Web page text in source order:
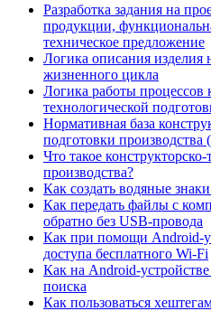
Разработка задания на
продукции,
техническое предложение
Логика описания изделия
жизненного цикла
Логика работы процессов
технологической
Нормативная база
подготовки
Что такое
производства?
Как создать водяные
Как передать файлы с
обратно без USB-провода
Как при помощи Android-
доступа бесплатного Wi-Fi
Как на Android-
поиска
Как пользоваться